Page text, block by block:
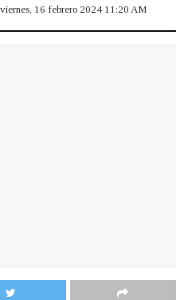
viernes, 16 febrero 2024 11:20 AM